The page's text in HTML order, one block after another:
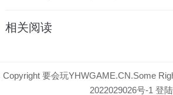
相关阅读
Copyright 要会玩YHWGAME.CN.Some
2022029026号-1 登陆